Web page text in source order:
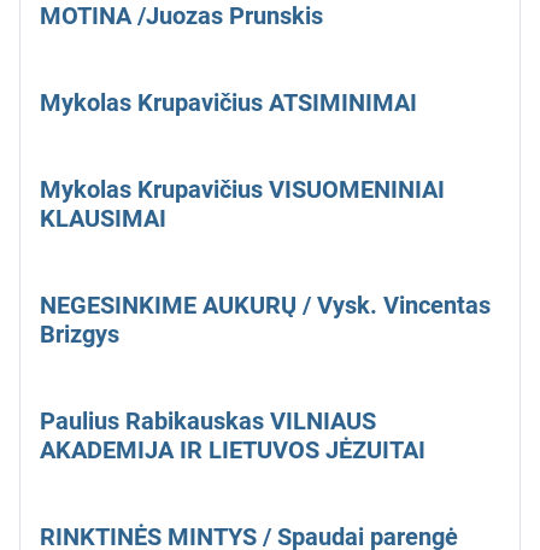
MOTINA /Juozas Prunskis
Mykolas Krupavičius ATSIMINIMAI
Mykolas Krupavičius VISUOMENINIAI
KLAUSIMAI
NEGESINKIME AUKURŲ / Vysk. Vincentas
Brizgys
Paulius Rabikauskas VILNIAUS
AKADEMIJA IR LIETUVOS JĖZUITAI
RINKTINĖS MINTYS / Spaudai parengė